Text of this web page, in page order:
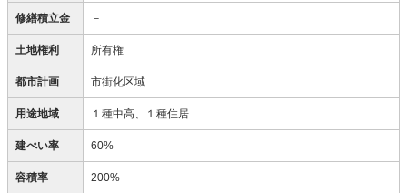
修繕積立金 －
土地権利 所有権
都市計画 市街化区域
用途地域 １種中高、１種住居
建ぺい率 60%
容積率 200%